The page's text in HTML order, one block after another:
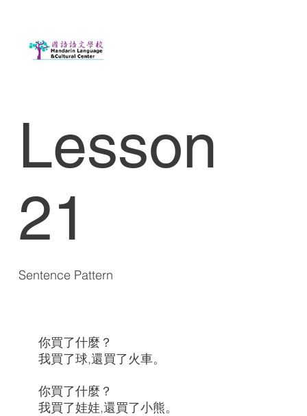
Lesson
21
Sentence Pattern
你買了什麼？
我買了球,還買了火車。
你買了什麼？
我買了娃娃,還買了小熊。